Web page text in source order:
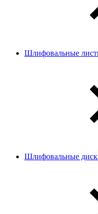
Шлифовальные
Шлифовальные